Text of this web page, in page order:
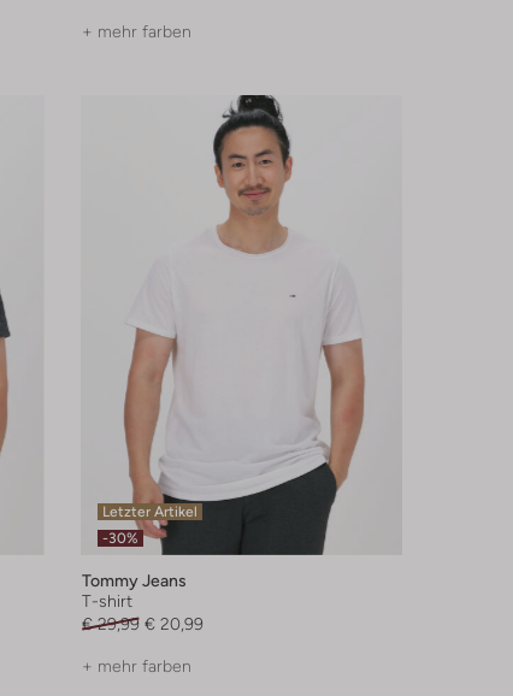
+ mehr farben
Letzter Artikel
-30%
Tommy Jeans
T-shirt
€ 29,99 € 20,99
+ mehr farben